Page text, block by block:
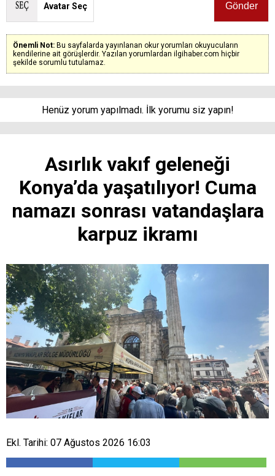
Avatar Seç
Önemli Not: Bu sayfalarda yayınlanan okur yorumları okuyucuların
kendilerine ait görüşlerdir. Yazılan yorumlardan ilgihaber.com hiçbir
şekilde sorumlu tutulamaz.
Henüz yorum yapılmadı. İlk yorumu siz yapın!
Asırlık vakıf geleneği
Konya’da yaşatılıyor! Cuma
namazı sonrası vatandaşlara
karpuz ikramı
Ekl. Tarihi: 07 Ağustos 2026 16:03